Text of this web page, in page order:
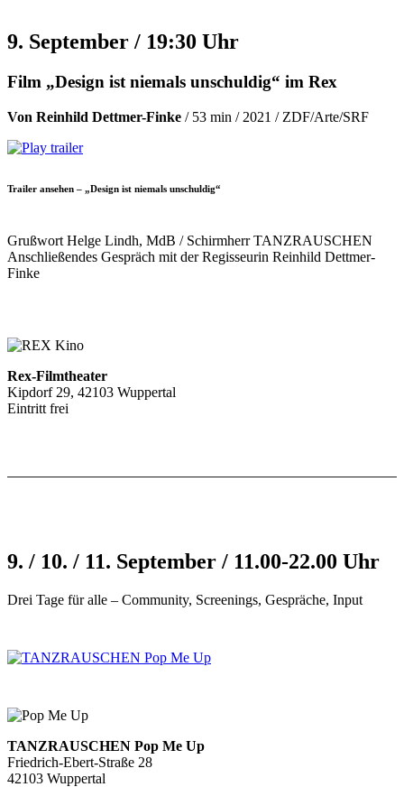
9. September / 19:30 Uhr
Film „Design ist niemals unschuldig“ im Rex
Von Reinhild Dettmer-Finke / 53 min / 2021 / ZDF/Arte/SRF
Trailer ansehen – „Design ist niemals unschuldig“
Grußwort Helge Lindh, MdB / Schirmherr TANZRAUSCHEN
Anschließendes Gespräch mit der Regisseurin Reinhild Dettmer-
Finke
Rex-Filmtheater
Kipdorf 29, 42103 Wuppertal
Eintritt frei
9. / 10. / 11. September / 11.00-22.00 Uhr
Drei Tage für alle – Community, Screenings, Gespräche, Input
TANZRAUSCHEN Pop Me Up
Friedrich-Ebert-Straße 28
42103 Wuppertal